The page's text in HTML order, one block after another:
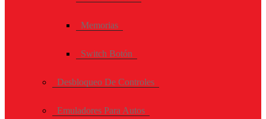
Memorias
Switch Botón
Desbloqueo De Controles
Emuladores Para Autos